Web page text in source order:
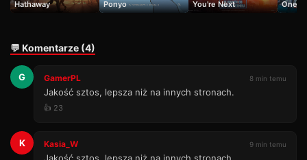
Hathaway
Ponyo
You're Next
One
💬 Komentarze (4)
G GamerPL 8 min temu
Jakość sztos, lepsza niż na innych stronach.
👍 23
K Kasia_W 9 min temu